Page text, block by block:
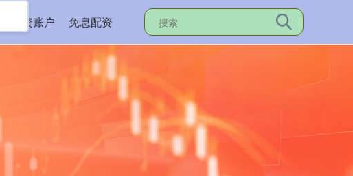
票配资账户 免息配资